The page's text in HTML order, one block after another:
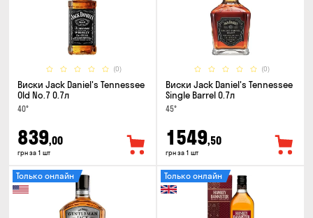
(0)
Виски Jack Daniel's Tennessee
Old No.7 0.7л
40°
839,00
грн за 1 шт
(0)
Виски Jack Daniel's Tennessee
Single Barrel 0.7л
45°
1549,50
грн за 1 шт
Только онлайн Только онлайн